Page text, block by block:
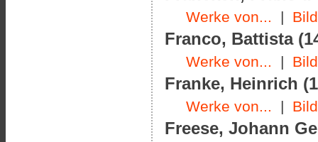
Werke von... |
Franco, Battista
Werke von... |
Franke, Heinrich
Werke von... |
Freese, Johann